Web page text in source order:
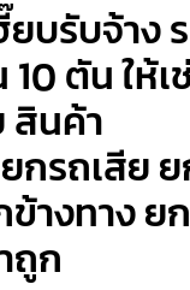
บรับจ้าง
ตัน ให้เ
สินค้า
กรถเสีย
างทาง ยก
ถูก